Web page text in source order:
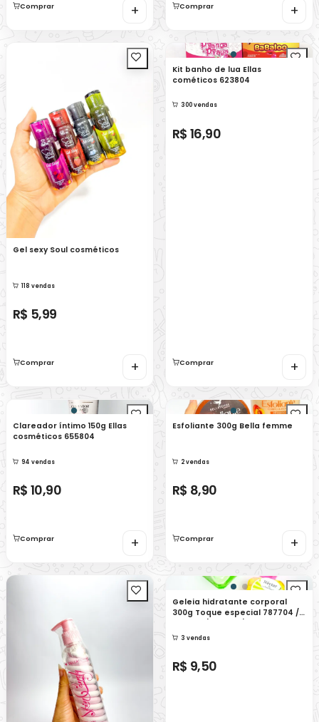
Comprar + Comprar +
Gel sexy Soul cosméticos
118 vendas
R$ 5,99
Comprar +
Kit banho de lua Ellas
cométicos 623804
300 vendas
R$ 16,90
Comprar +
Clareador íntimo 150g Ellas
cosméticos 655804
94 vendas
R$ 10,90
Comprar +
Esfoliante 300g Bella femme
2 vendas
R$ 8,90
Comprar +
Geleia hidratante corporal
300g Toque especial 787704 /
3 vendas
R$ 9,50